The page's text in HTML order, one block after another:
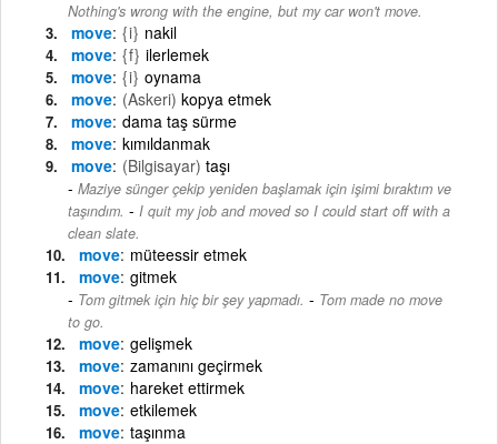
Nothing's wrong with the engine, but my car won't move.
move {i} nakil
move {f} ilerlemek
move {i} oynama
move (Askeri) kopya etmek
move dama taş sürme
move kımıldanmak
move (Bilgisayar) taşı
Maziye sünger çekip yeniden başlamak için işimi bıraktım ve
taşındım. - I quit my job and moved so I could start off with a
clean slate.
move müteessir etmek
move gitmek
Tom gitmek için hiç bir şey yapmadı. - Tom made no move
to go.
move gelişmek
move zamanını geçirmek
move hareket ettirmek
move etkilemek
move taşınma